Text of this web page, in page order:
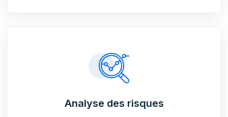
Analyse des risques